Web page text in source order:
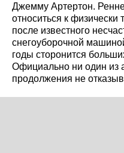
Джемму Артертон.
относиться к
после известного
снегоуборочной
годы сторонится
Официально ни один из
продолжения не